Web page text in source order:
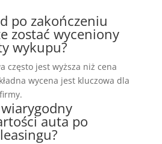
po zakończeniu
zostać wyceniony
wykupu?
często jest wyższa niż cena
wycena jest kluczowa dla
auta po